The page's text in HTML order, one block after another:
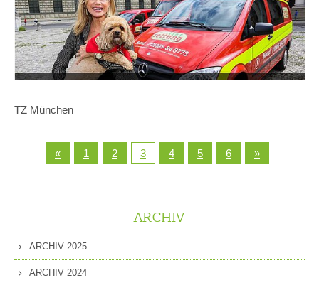
TZ München
« 1 2 3 4 5 6 »
ARCHIV
ARCHIV 2025
ARCHIV 2024